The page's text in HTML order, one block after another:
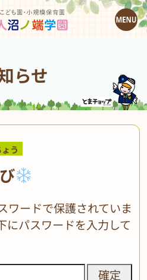
らせ
う
ワードで保護されていま
にパスワードを入力して